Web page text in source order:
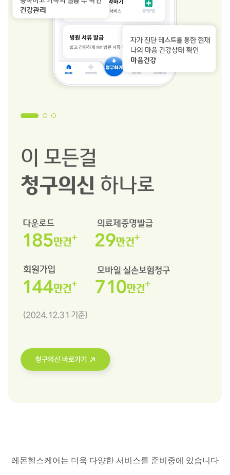
레몬헬스케어는 더욱 다양한 서비스를 준비중에 있습니다